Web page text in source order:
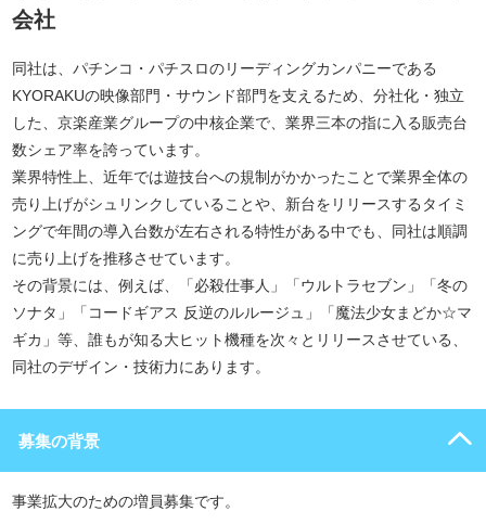
会社
同社は、パチンコ・パチスロのリーディングカンパニーである
KYORAKUの映像部門・サウンド部門を支えるため、分社化・独立
した、京楽産業グループの中核企業で、業界三本の指に入る販売台
数シェア率を誇っています。
業界特性上、近年では遊技台への規制がかかったことで業界全体の
売り上げがシュリンクしていることや、新台をリリースするタイミ
ングで年間の導入台数が左右される特性がある中でも、同社は順調
に売り上げを推移させています。
その背景には、例えば、「必殺仕事人」「ウルトラセブン」「冬の
ソナタ」「コードギアス 反逆のルルージュ」「魔法少女まどか☆マ
ギカ」等、誰もが知る大ヒット機種を次々とリリースさせている、
同社のデザイン・技術力にあります。
募集の背景
事業拡大のための増員募集です。